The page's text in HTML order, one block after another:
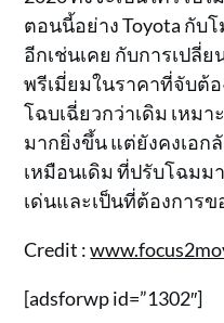
ตอนนี้อย่าง Toyota กับ
อีกเช่นเคย กับการเป
พรีเมี่ยมในราคาที่จับต้
โฉบเฉี่ยวกว่าเดิม เหม
มากยิ่งขึ้น แต่ยังคงเอ
เหมือนเดิม ที่ปรับโฉมม
เด่นและเป็นที่ต้องการ
Credit :
[adsforwp id=”1302″]